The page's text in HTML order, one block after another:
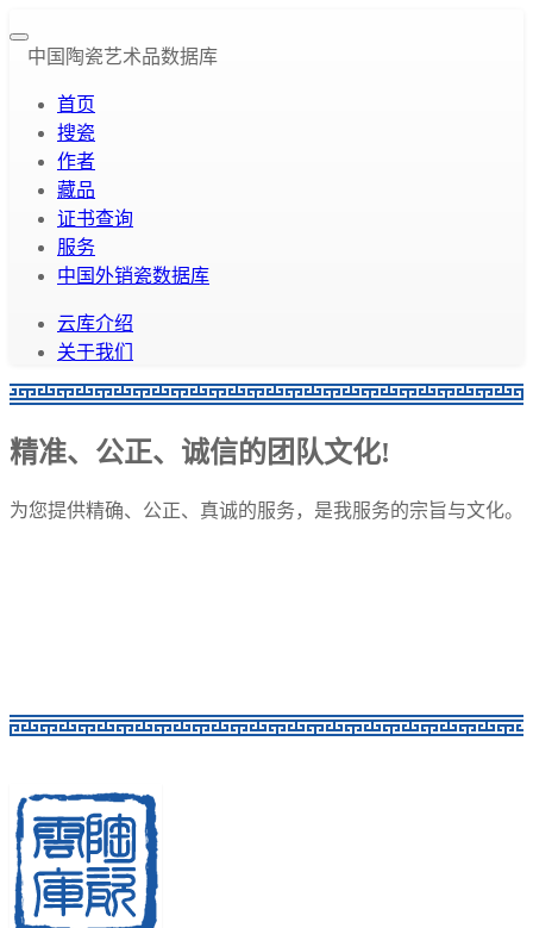
中国陶瓷艺术品数据库
首页
搜瓷
作者
藏品
证书查询
服务
中国外销瓷数据库
云库介绍
关于我们
精准、公正、诚信的团队文化!
为您提供精确、公正、真诚的服务，是我服务的宗旨与文化。